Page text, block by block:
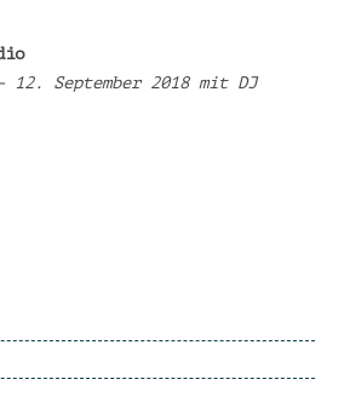
12. September 2018 mit DJ